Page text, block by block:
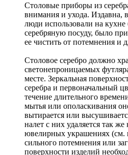
Столовые приборы из
внимания и ухода. Издавна,
люди использовали на
серебряную посуду, было
ее чистить от потемнения и
Столовое серебро должно
светонепроницаемых
месте. Зеркальная
серебра и первоначальный
течение длительного
мытья или ополаскивания
вытирается или
налет с них удаляется так
ювелирных украшениях (см.
сильного потемнения или
поверхности изделий